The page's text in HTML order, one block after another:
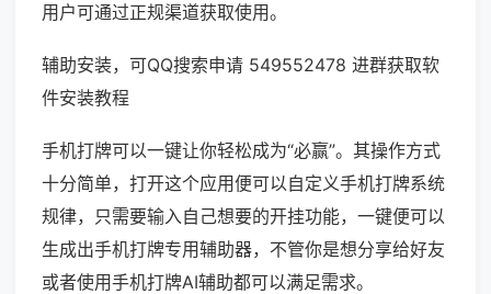
用户可通过正规渠道获取使用。
辅助安装，可QQ搜索申请 549552478 进群获取软
件安装教程
手机打牌可以一键让你轻松成为“必赢”。其操作方式
十分简单，打开这个应用便可以自定义手机打牌系统
规律，只需要输入自己想要的开挂功能，一键便可以
生成出手机打牌专用辅助器，不管你是想分享给好友
或者使用手机打牌AI辅助都可以满足需求。